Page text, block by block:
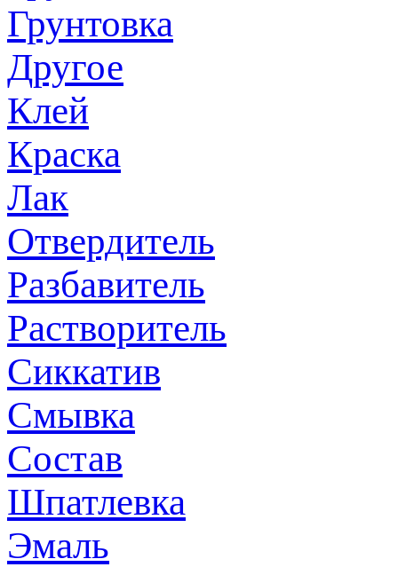
Грунтовка
Другое
Клей
Краска
Лак
Отвердитель
Разбавитель
Растворитель
Сиккатив
Смывка
Состав
Шпатлевка
Эмаль